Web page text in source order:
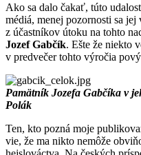
Ako sa dalo čakať, túto
médiá, menej pozornosti sa
z účastníkov útoku na tohto
Jozef Gabčík. Ešte že niekto
v predvečer tohto výročia
Pamätník Jozefa Gabčíka v
Polák
Ten, kto pozná moje
vie, že ma nikto nemôže